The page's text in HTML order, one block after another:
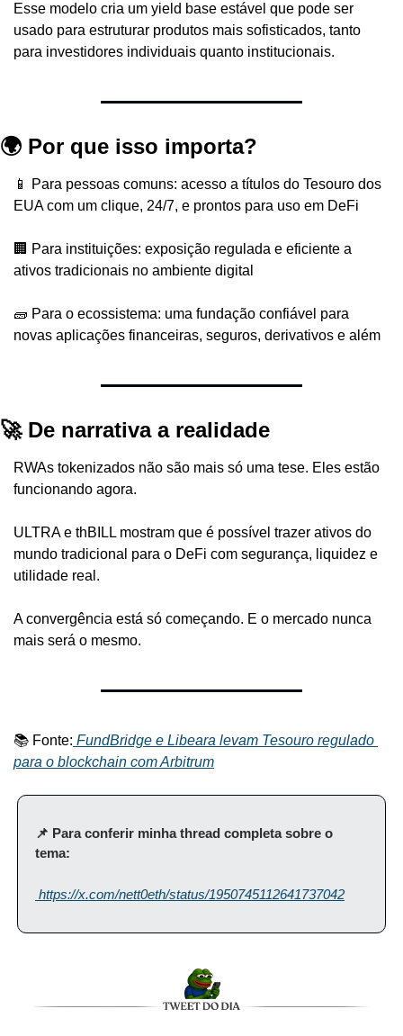
Esse modelo cria um yield base estável que pode ser
usado para estruturar produtos mais sofisticados, tanto
para investidores individuais quanto institucionais.
🌍 Por que isso importa?
📱 Para pessoas comuns: acesso a títulos do Tesouro dos
EUA com um clique, 24/7, e prontos para uso em DeFi
🏢 Para instituições: exposição regulada e eficiente a
ativos tradicionais no ambiente digital
🧱 Para o ecossistema: uma fundação confiável para
novas aplicações financeiras, seguros, derivativos e além
🚀 De narrativa a realidade
RWAs tokenizados não são mais só uma tese. Eles estão
funcionando agora.
ULTRA e thBILL mostram que é possível trazer ativos do
mundo tradicional para o DeFi com segurança, liquidez e
utilidade real.
A convergência está só começando. E o mercado nunca
mais será o mesmo.
📚 Fonte: FundBridge e Libeara levam Tesouro regulado
para o blockchain com Arbitrum
📌 Para conferir minha thread completa sobre o
tema:
https://x.com/nett0eth/status/1950745112641737042